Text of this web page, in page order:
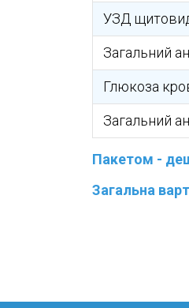
УЗД
Загальний
Глюкоза
Загальний
Пакетом -
Загальна